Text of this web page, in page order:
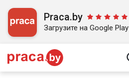
Praca.by
Загрузите на Google Play